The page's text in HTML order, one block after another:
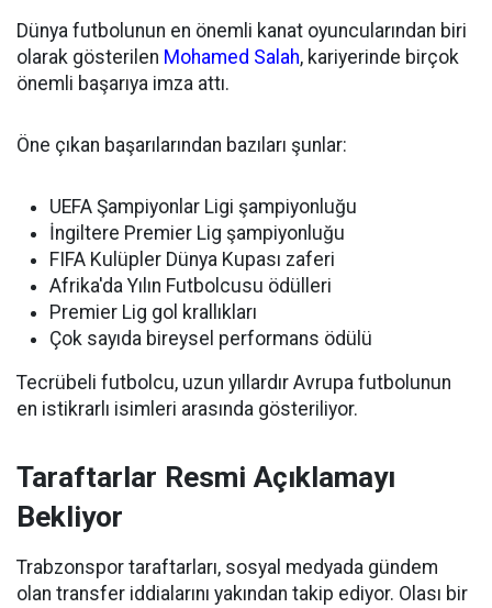
Dünya futbolunun en önemli kanat oyuncularından biri
olarak gösterilen Mohamed Salah, kariyerinde birçok
önemli başarıya imza attı.
Öne çıkan başarılarından bazıları şunlar:
UEFA Şampiyonlar Ligi şampiyonluğu
İngiltere Premier Lig şampiyonluğu
FIFA Kulüpler Dünya Kupası zaferi
Afrika'da Yılın Futbolcusu ödülleri
Premier Lig gol krallıkları
Çok sayıda bireysel performans ödülü
Tecrübeli futbolcu, uzun yıllardır Avrupa futbolunun
en istikrarlı isimleri arasında gösteriliyor.
Taraftarlar Resmi Açıklamayı
Bekliyor
Trabzonspor taraftarları, sosyal medyada gündem
olan transfer iddialarını yakından takip ediyor. Olası bir